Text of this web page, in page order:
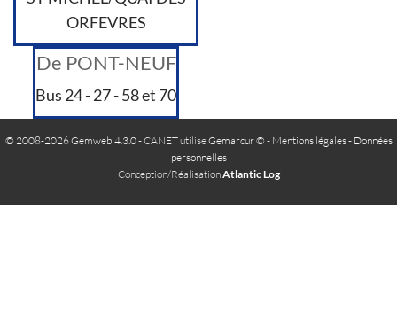
ORFEVRES
De PONT-NEUF
Bus 24 - 27 - 58 et 70
© 2008-2026 Gemweb 4.3.0- CANET utiliseGemarcur © - Mentions légales- Données
personnelles
Conception/RéalisationAtlantic Log